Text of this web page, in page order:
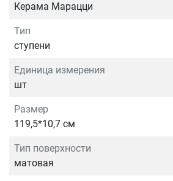
Керама Марацци
Тип
ступени
Единица измерения
шт
Размер
119,5*10,7 см
Тип поверхности
матовая